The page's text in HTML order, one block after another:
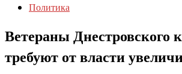
Политика
Ветераны Днестровского
требуют от власти